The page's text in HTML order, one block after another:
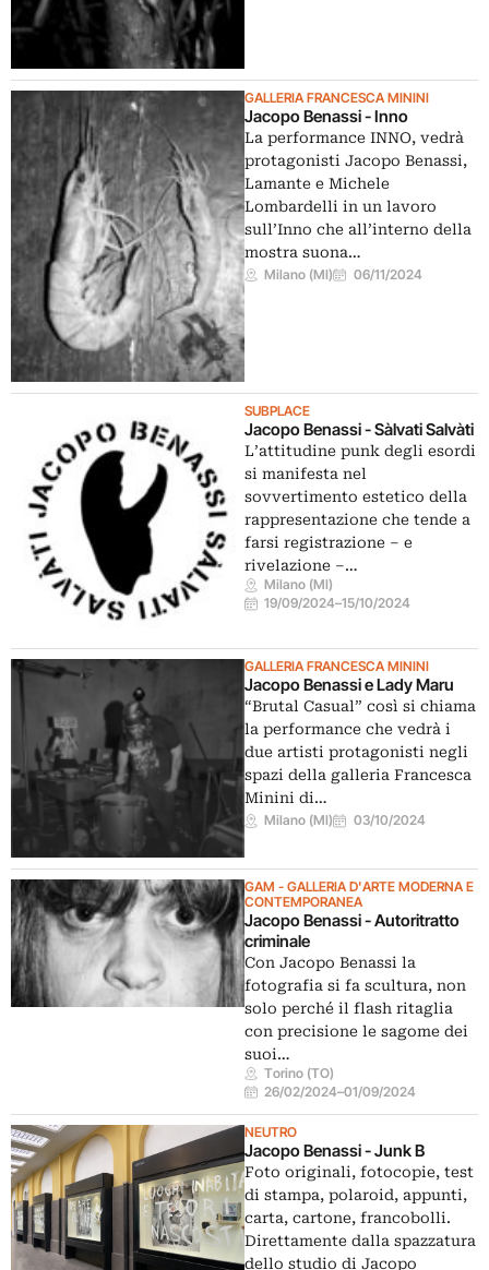
GALLERIA FRANCESCA MININI
Jacopo Benassi - Inno
La performance INNO, vedrà
protagonisti Jacopo Benassi,
Lamante e Michele
Lombardelli in un lavoro
sull’Inno che all’interno della
mostra suona…
Milano (MI) 06/11/2024
SUBPLACE
Jacopo Benassi - Sàlvati Salvàti
L’attitudine punk degli esordi
si manifesta nel
sovvertimento estetico della
rappresentazione che tende a
farsi registrazione – e
rivelazione –…
Milano (MI)
19/09/2024–15/10/2024
GALLERIA FRANCESCA MININI
Jacopo Benassi e Lady Maru
“Brutal Casual” così si chiama
la performance che vedrà i
due artisti protagonisti negli
spazi della galleria Francesca
Minini di…
Milano (MI) 03/10/2024
GAM - GALLERIA D'ARTE MODERNA E
CONTEMPORANEA
Jacopo Benassi - Autoritratto
criminale
Con Jacopo Benassi la
fotografia si fa scultura, non
solo perché il flash ritaglia
con precisione le sagome dei
suoi…
Torino (TO)
26/02/2024–01/09/2024
NEUTRO
Jacopo Benassi - Junk B
Foto originali, fotocopie, test
di stampa, polaroid, appunti,
carta, cartone, francobolli.
Direttamente dalla spazzatura
dello studio di Jacopo